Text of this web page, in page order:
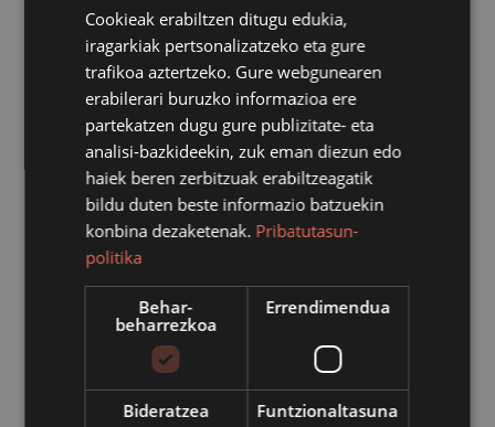
Munduko hainbat txokotatik Azpeitira etorri berri
direnentzat atzerritartasunaren inguruko informazio
bideratuko du eta, besteak beste, atzerritartasun
Cookieak erabiltzen ditugu edukia,
iragarkiak pertsonalizatzeko eta gure
trafikoa aztertzeko. Gure webgunearen
erabilerari buruzko informazioa ere
partekatzen dugu gure publizitate- eta
analisi-bazkideekin, zuk eman diezun edo
haiek beren zerbitzuak erabiltzeagatik
bildu duten beste informazio batzuekin
konbina dezaketenak. Pribatutasun-
politika
Behar-
beharrezkoa
Errendimendua
Bideratzea Funtzionaltasuna